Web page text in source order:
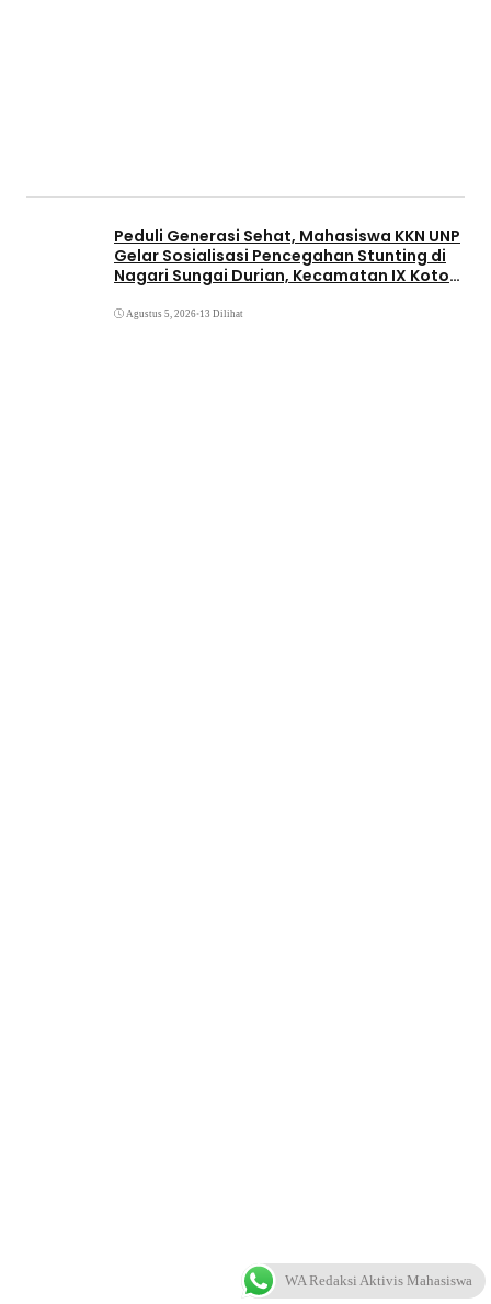
Peduli Generasi Sehat, Mahasiswa KKN UNP
Gelar Sosialisasi Pencegahan Stunting di
Nagari Sungai Durian, Kecamatan IX Koto
Agustus 5, 2026•13 Dilihat
WA Redaksi Aktivis Mahasiswa